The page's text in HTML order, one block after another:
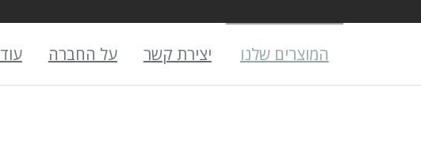
המוצרים שלנו יצירת קשר על החברה עוד